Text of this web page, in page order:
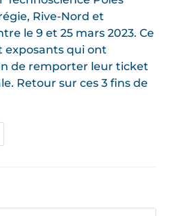
Rive-Nord et
le 9 et 25 mars 2023. Ce
exposants qui ont
de remporter leur ticket
Retour sur ces 3 fins de